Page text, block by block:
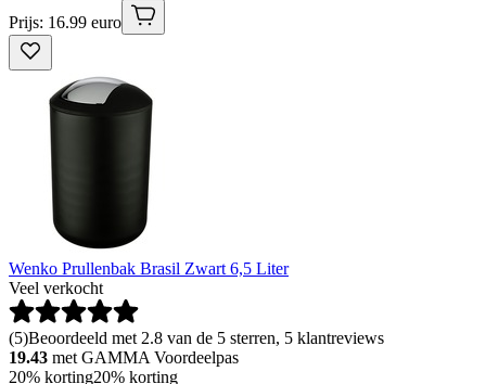
Prijs: 16.99 euro
Wenko Prullenbak Brasil Zwart 6,5 Liter
Veel verkocht
(5)Beoordeeld met 2.8 van de 5 sterren, 5 klantreviews
19.43 met GAMMA Voordeelpas
20% korting20% korting